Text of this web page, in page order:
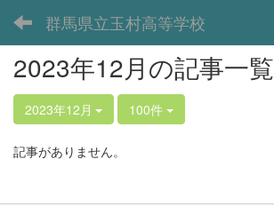
群馬県立玉村高等学校
2023年12月の記事一覧
2023年12月 100件
記事がありません。